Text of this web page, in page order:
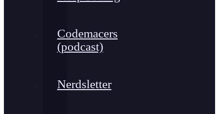
Codemacers
(podcast)
Nerdsletter